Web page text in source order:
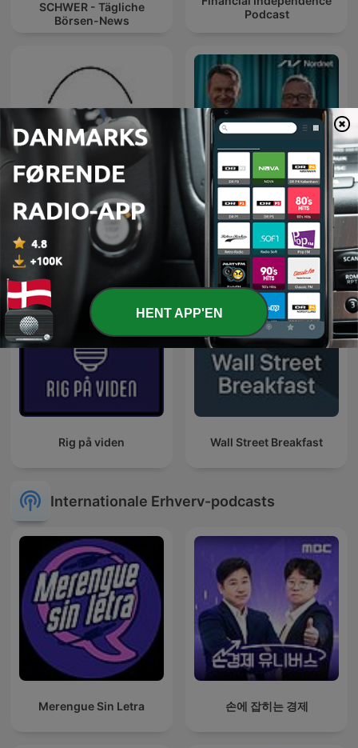
SCHWER - Tägliche
Börsen-News
Podcast
René will Rendite - Der
Podcast
Investeringspodcasten
Rig på viden Wall Street Breakfast
Internationale Erhverv-podcasts
Merengue Sin Letra 손에 잡히는 경제
HENT APP'EN